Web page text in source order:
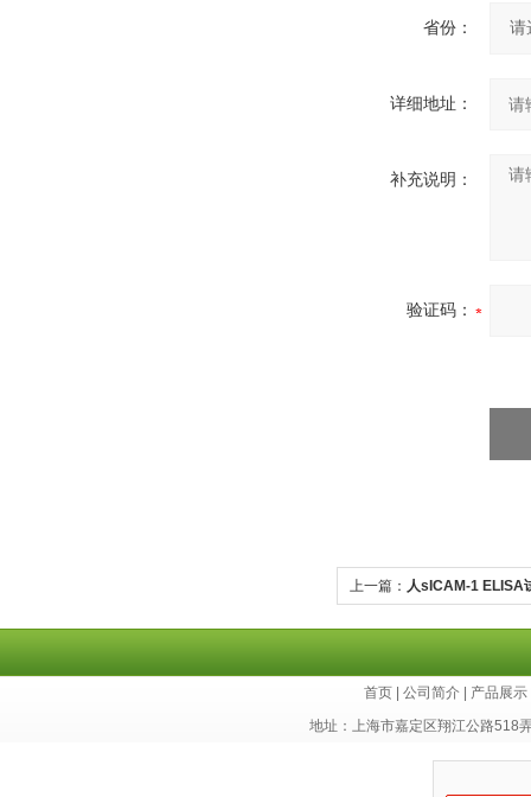
省份：
详细地址：
补充说明：
验证码：
上一篇： 人sICAM-1 ELISA
首页 公司简介 产品展示
地址：上海市嘉定区翔江公路518